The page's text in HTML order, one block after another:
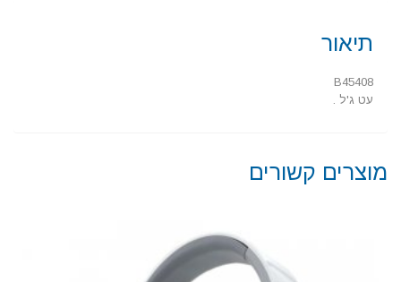
תיאור
B45408
עט ג'ל .
מוצרים קשורים